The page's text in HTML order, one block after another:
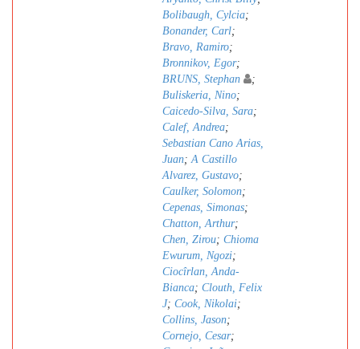
Bolibaugh, Cylcia;
Bonander, Carl;
Bravo, Ramiro;
Bronnikov, Egor;
BRUNS, Stephan
;
Buliskeria, Nino;
Caicedo-Silva, Sara;
Calef, Andrea;
Sebastian Cano Arias,
Juan;A Castillo
Alvarez, Gustavo;
Caulker, Solomon;
Cepenas, Simonas;
Chatton, Arthur;
Chen, Zirou; Chioma
Ewurum, Ngozi;
Ciocîrlan, Anda-
Bianca; Clouth, Felix
J; Cook, Nikolai;
Collins, Jason;
Cornejo, Cesar;